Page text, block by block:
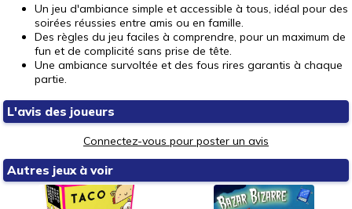
Un jeu d'ambiance simple et accessible à tous, idéal pour des
soirées réussies entre amis ou en famille.
Des règles du jeu faciles à comprendre, pour un maximum de
fun et de complicité sans prise de tête.
Une ambiance survoltée et des fous rires garantis à chaque
partie.
L'avis des joueurs
Connectez-vous pour poster un avis
Autres jeux à voir